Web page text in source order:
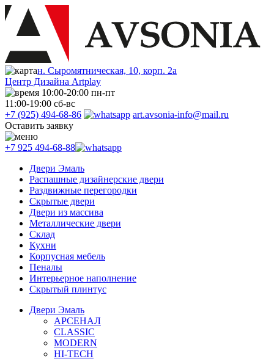
н. Сыромятническая, 10, корп. 2а
Центр Дизайна Artplay
10:00-20:00 пн-пт
11:00-19:00 сб-вс
+7 (925) 494-68-86
art.avsonia-info@mail.ru
Оставить заявку
+7 925 494-68-88
Двери Эмаль
Распашные дизайнерские двери
Раздвижные перегородки
Скрытые двери
Двери из массива
Металлические двери
Склад
Кухни
Корпусная мебель
Пеналы
Интерьерное наполнение
Скрытый плинтус
Двери Эмаль
АРСЕНАЛ
CLASSIC
MODERN
HI-TECH